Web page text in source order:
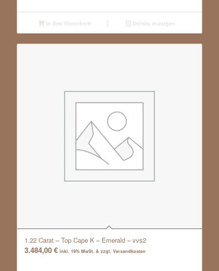
In den Warenkorb Details anzeigen
1.22 Carat – Top Cape K – Emerald – vvs2
3.484,00€ inkl. 19% MwSt. & zzgl. Versandkosten